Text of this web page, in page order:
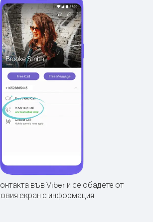
във Viber и се обадете от
екран с информация